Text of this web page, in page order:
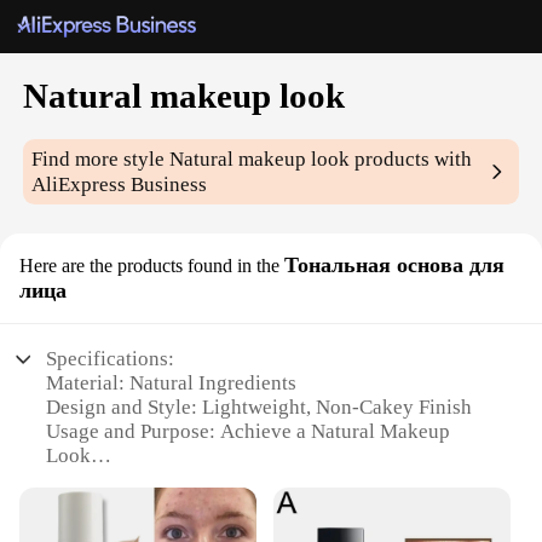
Natural makeup look
Find more styleNatural makeup look products with
AliExpress Business
Here are the products found in the Тональная основа для
лица
Specifications:
Material: Natural Ingredients
Design and Style: Lightweight, Non-Cakey Finish
Usage and Purpose: Achieve a Natural Makeup
Look
Shape or Size or Weight or Quantity: Compact Size
for Easy Portability